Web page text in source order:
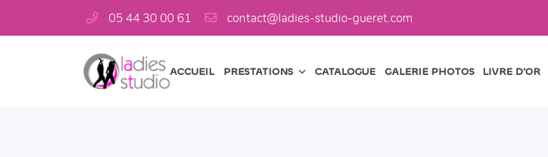
05 44 30 00 61
ACCUEIL PRESTATIONS CATALOGUE GALERIE PHOTOS LIVRE D’OR
05 44 30 00 61